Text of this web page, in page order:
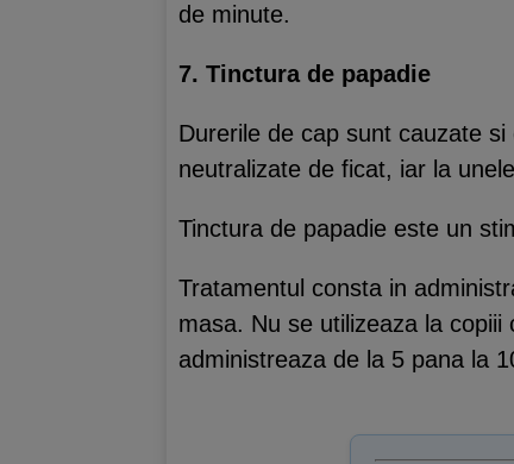
de minute.
7. Tinctura de papadie
Durerile de cap sunt cauzate
neutralizate de ficat, iar la
Tinctura de papadie este un
Tratamentul consta in
masa. Nu se utilizeaza la
administreaza de la 5 pana la